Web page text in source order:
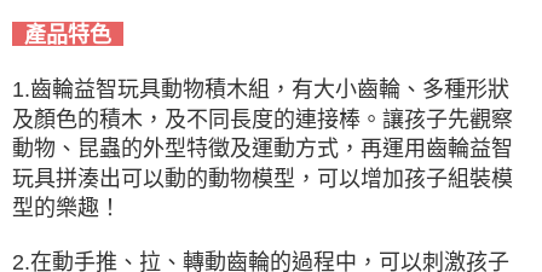
產品特色
1.齒輪益智玩具動物積木組，有大小齒輪、多種形狀
及顏色的積木，及不同長度的連接棒。讓孩子先觀察
動物、昆蟲的外型特徵及運動方式，再運用齒輪益智
玩具拼湊出可以動的動物模型，可以增加孩子組裝模
型的樂趣！
2.在動手推、拉、轉動齒輪的過程中，可以刺激孩子